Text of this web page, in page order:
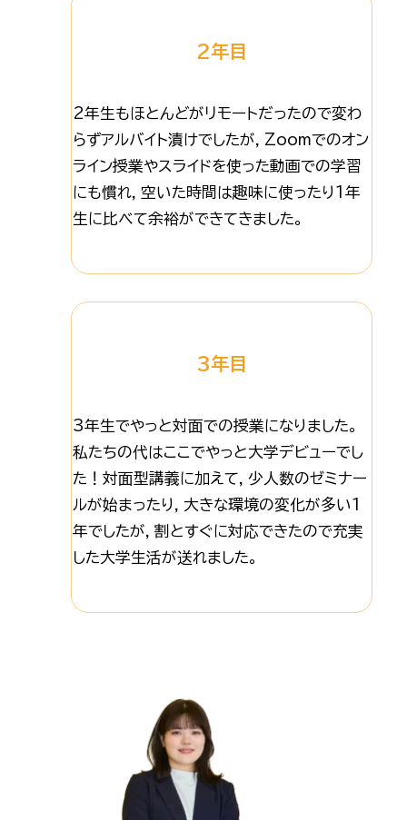
2年目
2年生もほとんどがリモートだったので変わ
らずアルバイト漬けでしたが，Zoomでのオン
ライン授業やスライドを使った動画での学習
にも慣れ，空いた時間は趣味に使ったり1年
生に比べて余裕ができてきました。
3年目
3年生でやっと対面での授業になりました。
私たちの代はここでやっと大学デビューでし
た！対面型講義に加えて，少人数のゼミナー
ルが始まったり，大きな環境の変化が多い1
年でしたが，割とすぐに対応できたので充実
した大学生活が送れました。